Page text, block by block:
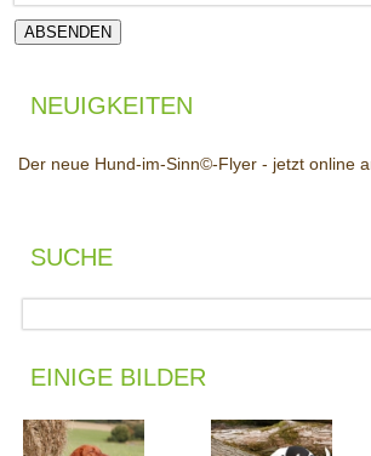
NEUIGKEITEN
Der neue Hund-im-Sinn©-Flyer - jetzt online
SUCHE
EINIGE BILDER